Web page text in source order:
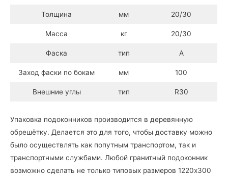
Толщина мм 20/30
Масса кг 20/30
Фаска тип А
Заход фаски по бокам мм 100
Внешние углы тип R30
Упаковка подоконников производится в деревянную
обрешётку. Делается это для того, чтобы доставку можно
было осуществлять как попутным транспортом, так и
транспортными службами. Любой гранитный подоконник
возможно сделать не только типовых размеров 1220х300